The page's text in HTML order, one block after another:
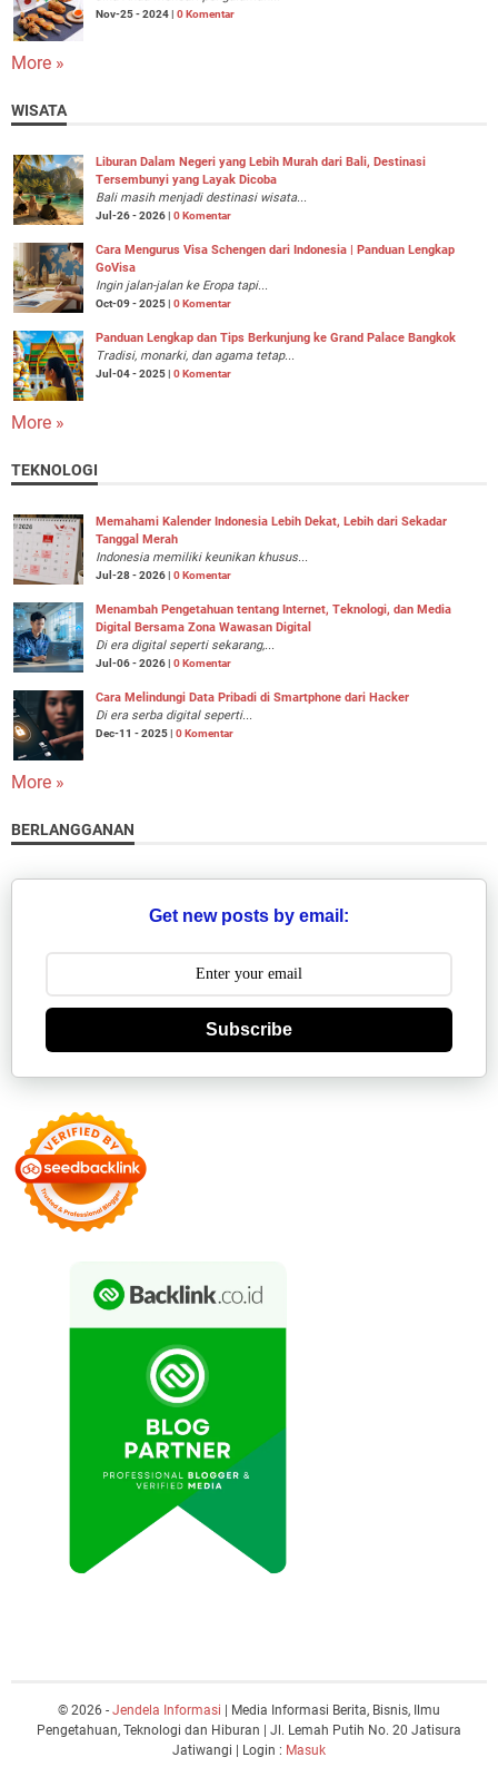
Nov-25 - 2024 | 0 Komentar
More »
WISATA
Liburan Dalam Negeri yang Lebih Murah dari Bali, Destinasi
Tersembunyi yang Layak Dicoba
Bali masih menjadi destinasi wisata...
Jul-26 - 2026 | 0 Komentar
Cara Mengurus Visa Schengen dari Indonesia | Panduan Lengkap
GoVisa
Ingin jalan-jalan ke Eropa tapi...
Oct-09 - 2025 | 0 Komentar
Panduan Lengkap dan Tips Berkunjung ke Grand Palace Bangkok
Tradisi, monarki, dan agama tetap...
Jul-04 - 2025 | 0 Komentar
More »
TEKNOLOGI
Memahami Kalender Indonesia Lebih Dekat, Lebih dari Sekadar
Tanggal Merah
Indonesia memiliki keunikan khusus...
Jul-28 - 2026 | 0 Komentar
Menambah Pengetahuan tentang Internet, Teknologi, dan Media
Digital Bersama Zona Wawasan Digital
Di era digital seperti sekarang,...
Jul-06 - 2026 | 0 Komentar
Cara Melindungi Data Pribadi di Smartphone dari Hacker
Di era serba digital seperti...
Dec-11 - 2025 | 0 Komentar
More »
BERLANGGANAN
Get new posts by email:
Subscribe
© 2026 - Jendela Informasi | Media Informasi Berita, Bisnis, Ilmu
Pengetahuan, Teknologi dan Hiburan | Jl. Lemah Putih No. 20 Jatisura
Jatiwangi | Login : Masuk